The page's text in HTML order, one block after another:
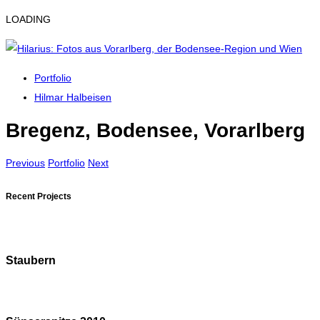
LOADING
Portfolio
Hilmar Halbeisen
Bregenz, Bodensee, Vorarlberg
Previous Portfolio Next
Recent Projects
Staubern